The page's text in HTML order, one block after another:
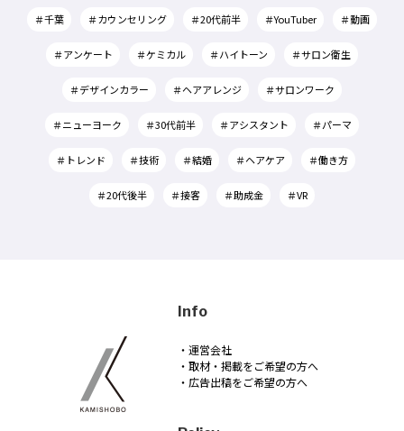
＃千葉 ＃カウンセリング ＃20代前半 ＃YouTuber ＃動画
＃アンケート ＃ケミカル ＃ハイトーン ＃サロン衛生
＃デザインカラー ＃ヘアアレンジ ＃サロンワーク
＃ニューヨーク ＃30代前半 ＃アシスタント ＃パーマ
＃トレンド ＃技術 ＃結婚 ＃ヘアケア ＃働き方
＃20代後半 ＃接客 ＃助成金 ＃VR
Info
・運営会社
・取材・掲載をご希望の方へ
・広告出稿をご希望の方へ